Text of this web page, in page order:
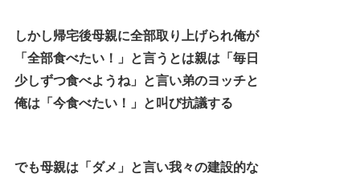
しかし帰宅後母親に全部取り上げられ俺が
「全部食べたい！」と言うとは親は「毎日
少しずつ食べようね」と言い弟のヨッチと
俺は「今食べたい！」と叫び抗議する
でも母親は「ダメ」と言い我々の建設的な